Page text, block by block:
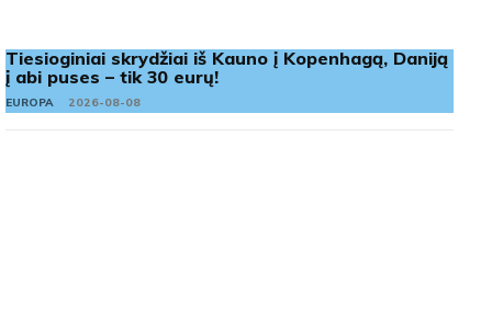
Tiesioginiai skrydžiai iš Kauno į Kopenhagą, Daniją
į abi puses – tik 30 eurų!
EUROPA 2026-08-08